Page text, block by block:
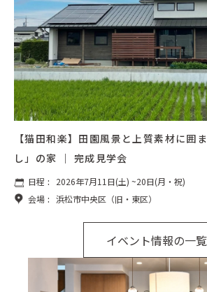
【猫田和楽】田園風景と上質素材に囲
し」の家 ｜ 完成見学会
日程 :
2026年7月11日(土) ~20日(月・祝)
会場 : 浜松市中央区（旧・東区）
イベント情報の一覧